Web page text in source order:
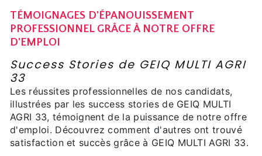
TÉMOIGNAGES D'ÉPANOUISSEMENT
PROFESSIONNEL GRÂCE À NOTRE OFFRE
D'EMPLOI
Success Stories de GEIQ MULTI AGRI
33
Les réussites professionnelles de nos candidats,
illustrées par les success stories de GEIQ MULTI
AGRI 33, témoignent de la puissance de notre offre
d'emploi. Découvrez comment d'autres ont trouvé
satisfaction et succès grâce à GEIQ MULTI AGRI 33.